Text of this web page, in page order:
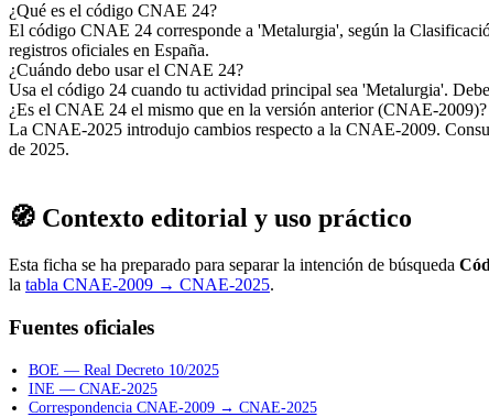
¿Qué es el código CNAE 24?
El código CNAE 24 corresponde a 'Metalurgia', según la
registros oficiales en España.
¿Cuándo debo usar el CNAE 24?
Usa el código 24 cuando tu actividad principal sea 'Metalurgia'.
¿Es el CNAE 24 el mismo que en la versión anterior (CNAE-2009)?
La CNAE-2025 introdujo cambios respecto a la CNAE-2009.
de 2025.
🧭 Contexto editorial y uso práctico
Esta ficha se ha preparado para separar la intención de búsqueda
la tabla CNAE-2009 → CNAE-2025.
Fuentes oficiales
BOE — Real Decreto 10/2025
INE — CNAE-2025
Correspondencia CNAE-2009 → CNAE-2025